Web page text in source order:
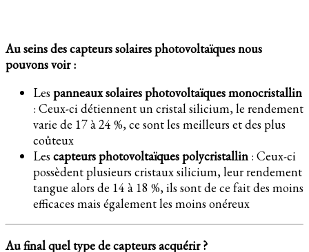
Au seins des capteurs solaires photovoltaïques nous
pouvons voir :
Les panneaux solaires photovoltaïques monocristallin
: Ceux-ci détiennent un cristal silicium, le rendement
varie de 17 à 24 %, ce sont les meilleurs et des plus
coûteux
Les capteurs photovoltaïques polycristallin : Ceux-ci
possèdent plusieurs cristaux silicium, leur rendement
tangue alors de 14 à 18 %, ils sont de ce fait des moins
efficaces mais également les moins onéreux
Au final quel type de capteurs acquérir ?